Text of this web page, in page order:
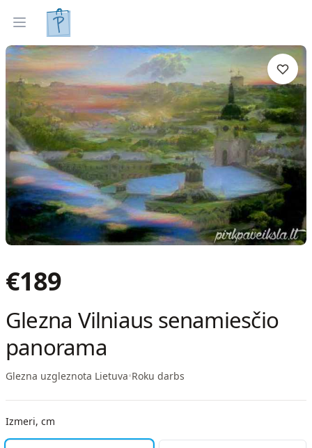
Open menu
Gleznas Izveleties pec interjera
€189
Glezna Vilniaus senamiesčio
panorama
Glezna uzgleznota Lietuva•Roku darbs
Izmeri, cm